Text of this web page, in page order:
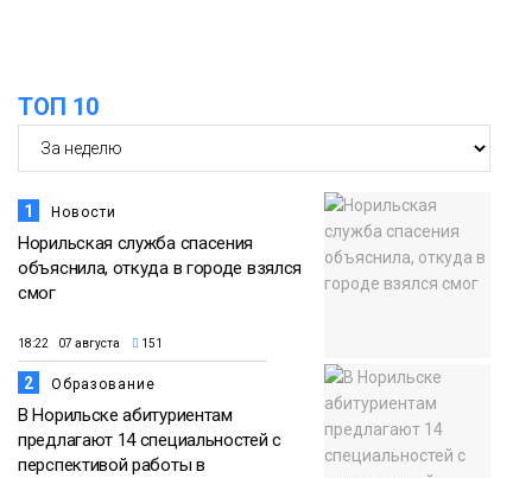
ТОП 10
1 Новости
Норильская служба спасения
объяснила, откуда в городе взялся
смог
18:22 07 августа 151
2 Образование
В Норильске абитуриентам
предлагают 14 специальностей с
перспективой работы в